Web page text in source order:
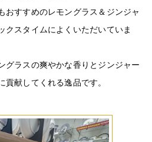
おすすめのレモングラス＆ジンジャ
クスタイムによくいただいていま
グラスの爽やかな香りとジンジャー
献してくれる逸品です。